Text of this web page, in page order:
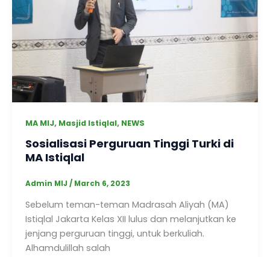
MA MIJ, Masjid Istiqlal, NEWS
Sosialisasi Perguruan Tinggi Turki di
MA Istiqlal
Admin MIJ / March 6, 2023
Sebelum teman-teman Madrasah Aliyah (MA)
Istiqlal Jakarta Kelas XII lulus dan melanjutkan ke
jenjang perguruan tinggi, untuk berkuliah.
Alhamdulillah salah